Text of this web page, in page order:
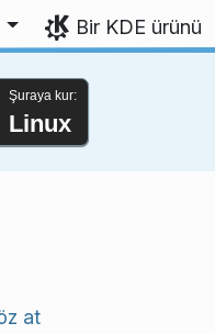
Bir KDE ürünü
Şuraya kur:
Linux
at